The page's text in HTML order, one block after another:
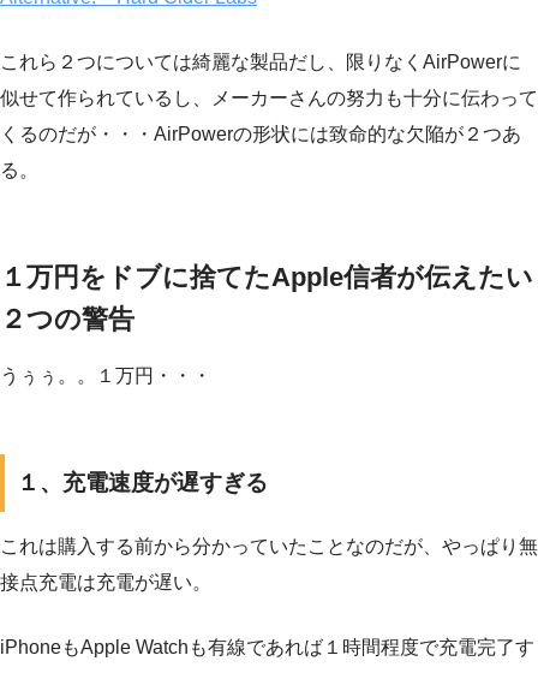
これら２つについては綺麗な製品だし、限りなくAirPowerに
似せて作られているし、メーカーさんの努力も十分に伝わって
くるのだが・・・AirPowerの形状には致命的な欠陥が２つあ
る。
１万円をドブに捨てたApple信者が伝えたい
２つの警告
うぅぅ。。１万円・・・
１、充電速度が遅すぎる
これは購入する前から分かっていたことなのだが、やっぱり無
接点充電は充電が遅い。
iPhoneもApple Watchも有線であれば１時間程度で充電完了す